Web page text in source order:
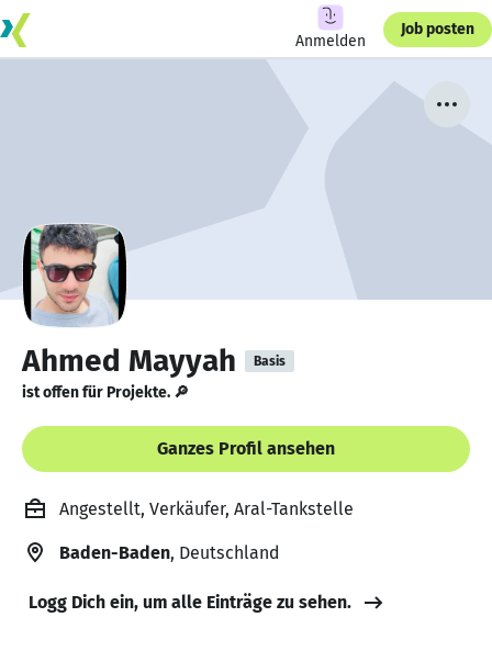
Anmelden
Job posten
Ahmed Mayyah Basis
ist offen für Projekte. 🔎
Ganzes Profil ansehen
Angestellt, Verkäufer, Aral-Tankstelle
Baden-Baden, Deutschland
Logg Dich ein, um alle Einträge zu sehen.